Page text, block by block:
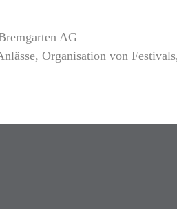
AG
Organisation von